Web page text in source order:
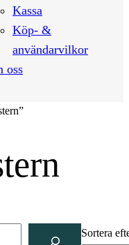
Kassa
Köp- &
användarvilkor
oss
Sortera